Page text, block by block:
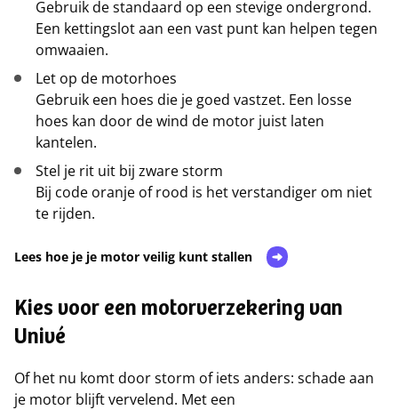
Gebruik de standaard op een stevige ondergrond.
Een kettingslot aan een vast punt kan helpen tegen
omwaaien.
Let op de motorhoes
Gebruik een hoes die je goed vastzet. Een losse
hoes kan door de wind de motor juist laten
kantelen.
Stel je rit uit bij zware storm
Bij code oranje of rood is het verstandiger om niet
te rijden.
Lees hoe je je motor veilig kunt stallen
Kies voor een motorverzekering van
Univé
Of het nu komt door storm of iets anders: schade aan
je motor blijft vervelend. Met een